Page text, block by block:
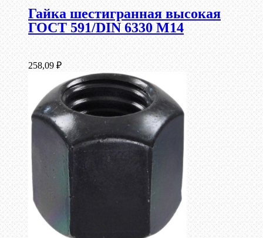
Гайка шестигранная высокая
ГОСТ 591/DIN 6330 М14
258,09 ₽